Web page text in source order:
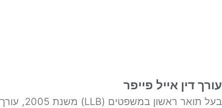
עורך דין אייל פייפר
בעל תואר ראשון במשפטים (LLB) משנת 2005, עורך